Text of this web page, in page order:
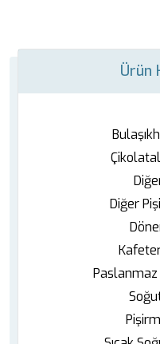
Ürün
Diğer
Paslanmaz